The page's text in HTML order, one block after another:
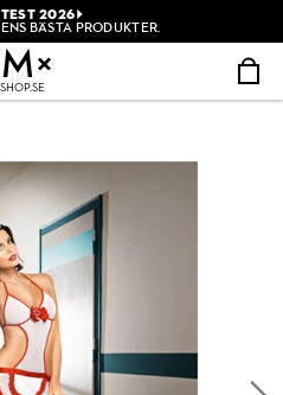
TEST 2026
BÄSTA PRODUKTER.